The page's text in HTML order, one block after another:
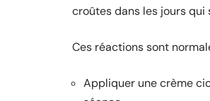
croûtes dans les jours qui
Ces réactions sont
Appliquer une crème